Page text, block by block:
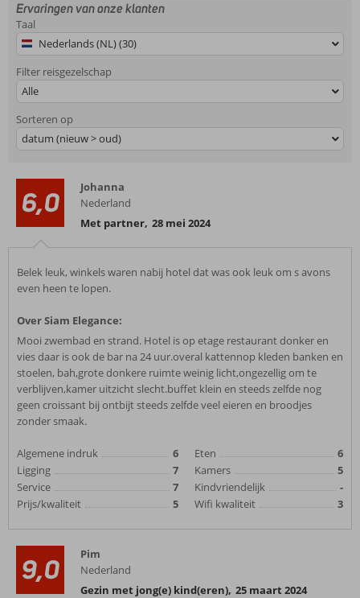
Ervaringen van onze klanten
Taal
Nederlands (NL) (30)
Filter reisgezelschap
Alle
Sorteren op
datum (nieuw > oud)
6,0
Johanna
Nederland
Met partner, 28 mei 2024
Belek leuk, winkels waren nabij hotel dat was ook leuk om s avons
even heen te lopen.
Over Siam Elegance:
Mooi zwembad en strand. Hotel is op etage restaurant donker en
vies daar is ook de bar na 24 uur.overal kattennop kleden banken en
stoelen, bah,grote donkere ruimte weinig licht,ongezellig om te
verblijven,kamer uitzicht slecht.buffet klein en steeds zelfde nog
geen croissant bij ontbijt steeds zelfde veel eieren en broodjes
zonder smaak.
Algemene indruk
6
Ligging
7
Service
7
Prijs/kwaliteit
5
Eten
6
Kamers
5
Kindvriendelijk
-
Wifi kwaliteit
3
9,0
Pim
Nederland
Gezin met jong(e) kind(eren), 25 maart 2024